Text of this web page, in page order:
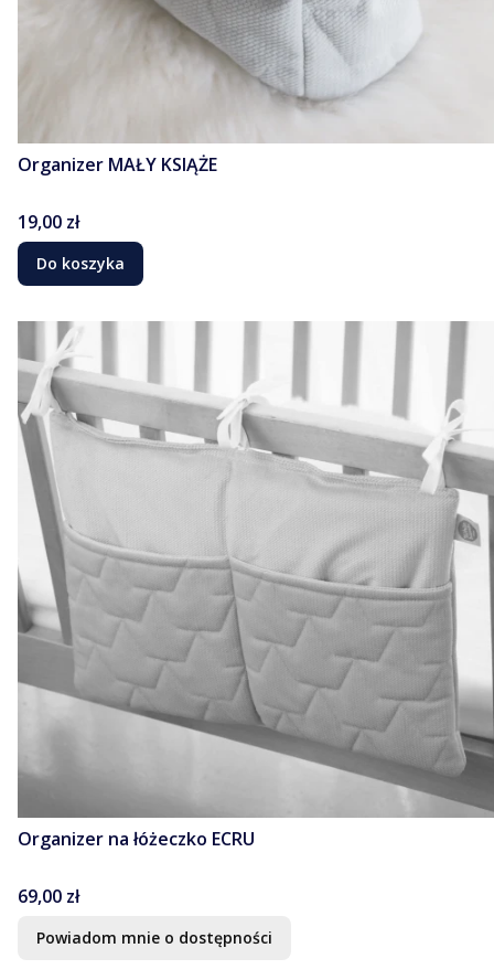
Organizer MAŁY KSIĄŻE
Cena
19,00 zł
Do koszyka
Organizer na łóżeczko ECRU
Cena
69,00 zł
Powiadom mnie o dostępności